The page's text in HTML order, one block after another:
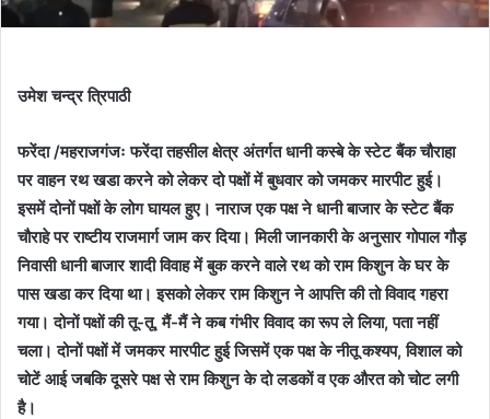
उमेश चन्द्र त्रिपाठी
फरेंदा /महराजगंजः फरेंदा तहसील क्षेत्र अंतर्गत धानी कस्बे के स्टेट बैंक चौराहा
पर वाहन रथ खडा करने को लेकर दो पक्षों में बुधवार को जमकर मारपीट हुई।
इसमें दोनों पक्षों के लोग घायल हुए। नाराज एक पक्ष ने धानी बाजार के स्टेट बैंक
चौराहे पर राष्टीय राजमार्ग जाम कर दिया। मिली जानकारी के अनुसार गोपाल गौड़
निवासी धानी बाजार शादी विवाह में बुक करने वाले रथ को राम किशुन के घर के
पास खडा कर दिया था। इसको लेकर राम किशुन ने आपत्ति की तो विवाद गहरा
गया। दोनों पक्षों की तू-तू, मैं-मैं ने कब गंभीर विवाद का रूप ले लिया, पता नहीं
चला। दोनों पक्षों में जमकर मारपीट हुई जिसमें एक पक्ष के नीतू कश्यप, विशाल को
चोटें आई जबकि दूसरे पक्ष से राम किशुन के दो लडकों व एक औरत को चोट लगी
है।